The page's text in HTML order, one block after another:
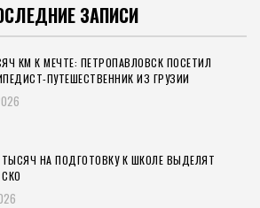
ЗАПИСИ
КМ К МЕЧТЕ: ПЕТРОПАВЛОВСК ПОСЕТИЛ
ПУТЕШЕСТВЕННИК ИЗ ГРУЗИИ
ТЫСЯЧ НА ПОДГОТОВКУ К ШКОЛЕ ВЫДЕЛЯТ